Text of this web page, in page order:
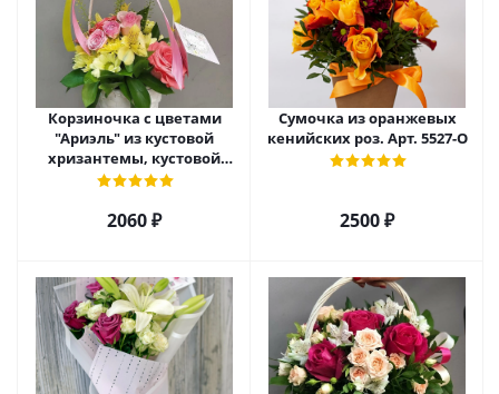
Корзиночка с цветами
"Ариэль" из кустовой
хризантемы, кустовой
розы и альстромерии арт.
2060 ₽
Сумочка из оранжевых
кенийских роз. Арт. 5527-О
2500 ₽